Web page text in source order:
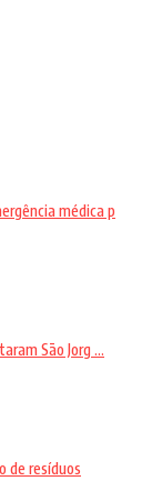
médica p
São Jorg ...
de resíduos